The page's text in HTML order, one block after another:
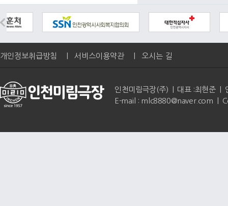
개인정보취급방침 서비스이용약관 오시는 길
인천미림극장(주) | 대표 :최현준 |
E-mail : mlc8880@naver.com |